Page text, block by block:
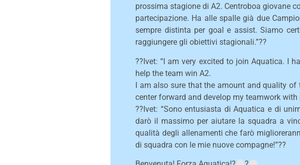
prossima stagione di A2. Centroboa giovane
partecipazione. Ha alle spalle già due
sempre distinta per goal e assist. Siamo
raggiungere gli obiettivi stagionali.”??
??Ivet: “I am very excited to join Aquatica. I
help the team win A2.
I am also sure that the amount and quality
center forward and develop my teamwork with
??Ivet: “Sono entusiasta di Aquatica e di
darò il massimo per aiutare la squadra a
qualità degli allenamenti che farò
di squadra con le mie nuove compagne!”??